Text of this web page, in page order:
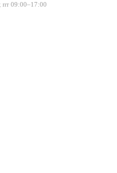
пт 09:00–17:00